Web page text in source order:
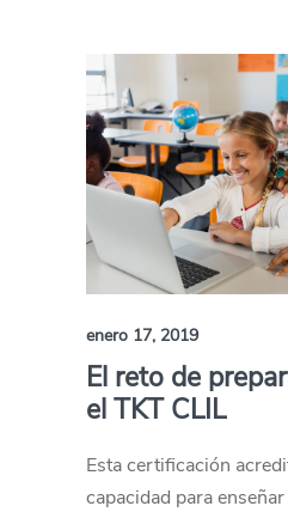
enero 17, 2019
El reto de
el TKT CLIL
Esta certificación
capacidad para